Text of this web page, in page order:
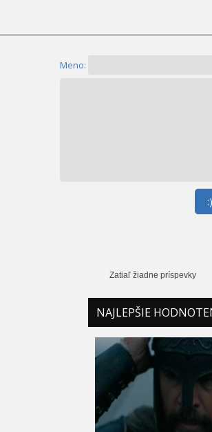
Meno:
:)
Zatiaľ žiadne príspevky
NAJLEPŠIE